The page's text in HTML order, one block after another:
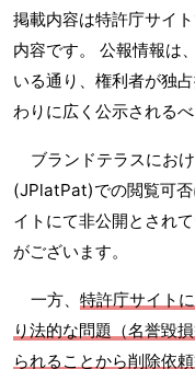
掲載内容は特許庁サイ
内容です。 公報情報は
いる通り、権利者が独
わりに広く公示されるべ
ブランドテラスにお
(JPlatPat)での閲覧可否
イトにて非公開とされ
がございます。
一方、 特許庁サイト
り法的な問題（名誉毀
られることから削除依